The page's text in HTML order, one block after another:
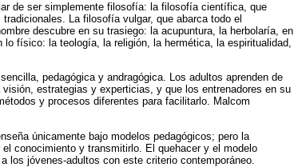
de ser simplemente filosofía: la filosofía científica, que
La filosofía vulgar, que abarca todo el
descubre en su trasiego: la acupuntura, la herbolaría, en
físico: la teología, la religión, la hermética, la espiritualidad,
pedagógica y andragógica. Los adultos aprenden de
estrategias y experticias, y que los entrenadores en su
y procesos diferentes para facilitarlo. Malcom
únicamente bajo modelos pedagógicos; pero la
conocimiento y transmitirlo. El quehacer y el modelo
los jóvenes-adultos con este criterio contemporáneo.